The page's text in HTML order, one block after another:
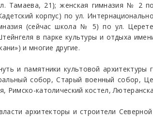
Тамаева, 21); женская гимназия № 2
корпус) по ул.
(сейчас школа № 5) по ул.
в парке культуры и отдыха
и многие другие.
и памятники культовой
собор, Старый военный собор,
Римско-католический костел,
архитекторы и строители